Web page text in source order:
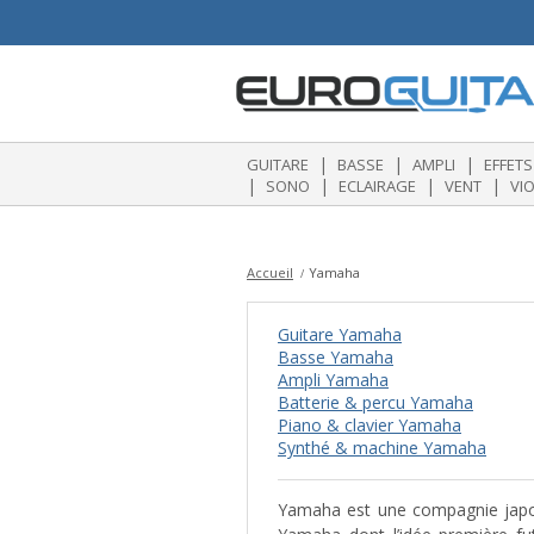
GUITARE | BASSE | AMPLI | EFFETS
| SONO | ECLAIRAGE | VENT |
Accueil Yamaha
Guitare Yamaha
Basse Yamaha
Ampli Yamaha
Batterie & percu Yamaha
Piano & clavier Yamaha
Synthé & machine Yamaha
Yamaha est une compagnie